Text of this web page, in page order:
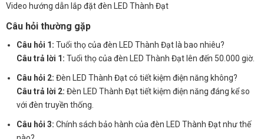
Video hướng dẫn lắp đặt đèn LED Thành Đạt
Câu hỏi thường gặp
Câu hỏi 1: Tuổi thọ của đèn LED Thành Đạt là bao nhiêu?
Câu trả lời 1: Tuổi thọ của đèn LED Thành Đạt lên đến 50.000 giờ.
Câu hỏi 2: Đèn LED Thành Đạt có tiết kiệm điện năng không?
Câu trả lời 2: Đèn LED Thành Đạt tiết kiệm điện năng đáng kể so
với đèn truyền thống.
Câu hỏi 3: Chính sách bảo hành của đèn LED Thành Đạt như thế